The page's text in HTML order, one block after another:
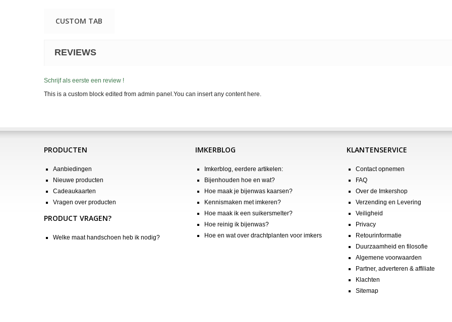
CUSTOM TAB
REVIEWS
Schrijf als eerste een review !
This is a custom block edited from admin panel.You can insert any content here.
PRODUCTEN
Aanbiedingen
Nieuwe producten
Cadeaukaarten
Vragen over producten
PRODUCT VRAGEN?
Welke maat handschoen heb ik nodig?
IMKERBLOG
Imkerblog, eerdere artikelen:
Bijenhouden hoe en wat?
Hoe maak je bijenwas kaarsen?
Kennismaken met imkeren?
Hoe maak ik een suikersmelter?
Hoe reinig ik bijenwas?
Hoe en wat over drachtplanten voor imkers
KLANTENSERVICE
Contact opnemen
FAQ
Over de Imkershop
Verzending en Levering
Veiligheid
Privacy
Retourinformatie
Duurzaamheid en filosofie
Algemene voorwaarden
Partner, adverteren & affiliate
Klachten
Sitemap